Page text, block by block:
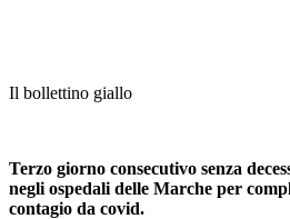
Il bollettino giallo
Terzo giorno consecutivo senza
negli ospedali delle Marche per
contagio da covid.